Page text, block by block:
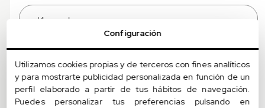
Configuración
Utilizamos cookies propias y de terceros con fines analíticos
y para mostrarte publicidad personalizada en función de un
perfil elaborado a partir de tus hábitos de navegación.
Puedes personalizar tus preferencias pulsando en